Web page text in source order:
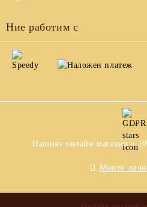
Ние работим с
GDPR
Нашият онлайн магазин е
Моите